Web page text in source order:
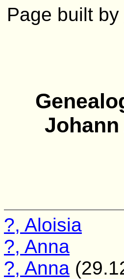
Page built by
?, Aloisia
?, Anna
?, Anna